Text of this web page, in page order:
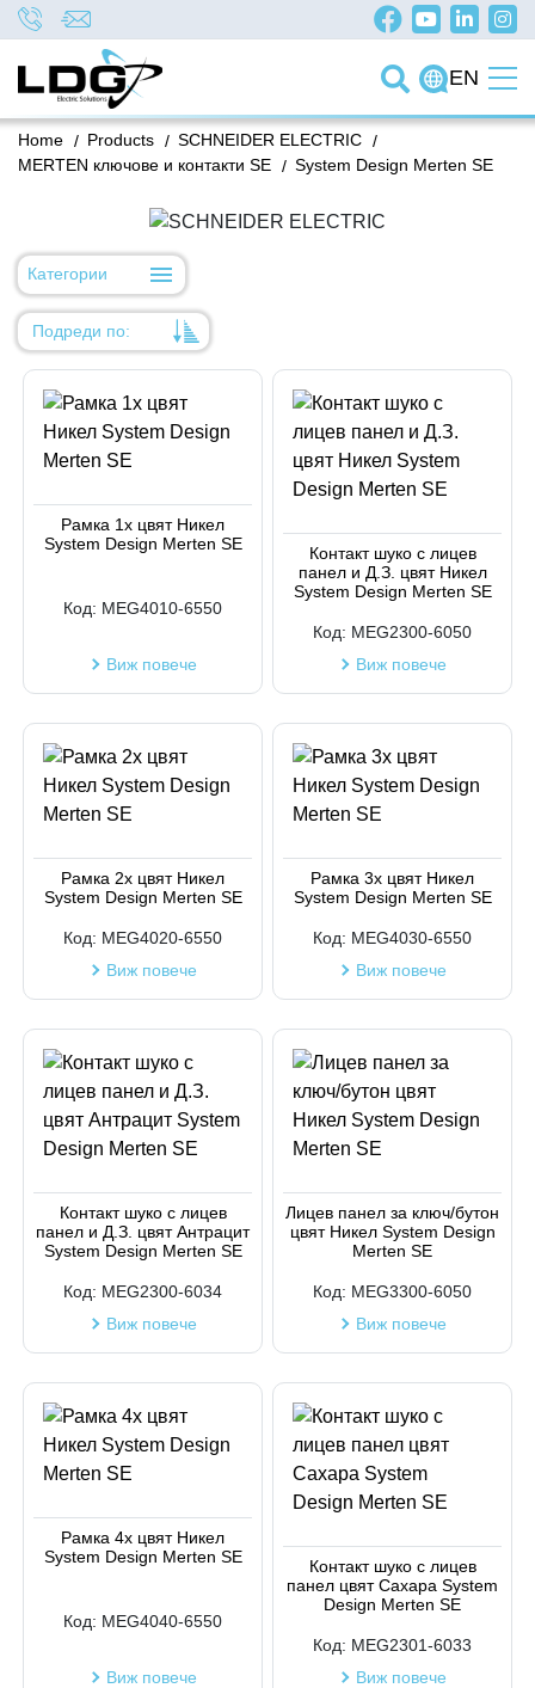
EN
/
Home /
Products /
SCHNEIDER ELECTRIC
/
MERTEN ключове и контакти SE System Design Merten SE
Категории
Подреди по:
Име
Име
Код на артикул
Код на артикул
Рамка 1х цвят Никел
System Design Merten SE
Код: MEG4010-6550
Виж повече
Контакт шуко с лицев
панел и Д.З. цвят Никел
System Design Merten SE
Код: MEG2300-6050
Виж повече
Рамка 2х цвят Никел
System Design Merten SE
Код: MEG4020-6550
Виж повече
Рамка 3х цвят Никел
System Design Merten SE
Код: MEG4030-6550
Виж повече
Контакт шуко с лицев
панел и Д.З. цвят Антрацит
System Design Merten SE
Код: MEG2300-6034
Виж повече
Лицев панел за ключ/бутон
цвят Никел System Design
Merten SE
Код: MEG3300-6050
Виж повече
Рамка 4х цвят Никел
System Design Merten SE
Код: MEG4040-6550
Виж повече
Контакт шуко с лицев
панел цвят Сахара System
Design Merten SE
Код: MEG2301-6033
Виж повече